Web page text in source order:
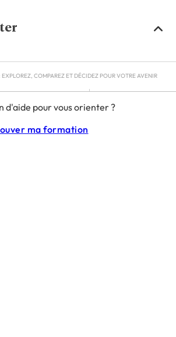
d'aide pour vous orienter ?
ma formation
COMPAREZ ET DÉCIDEZ POUR VOTRE AVENIR
RGPD